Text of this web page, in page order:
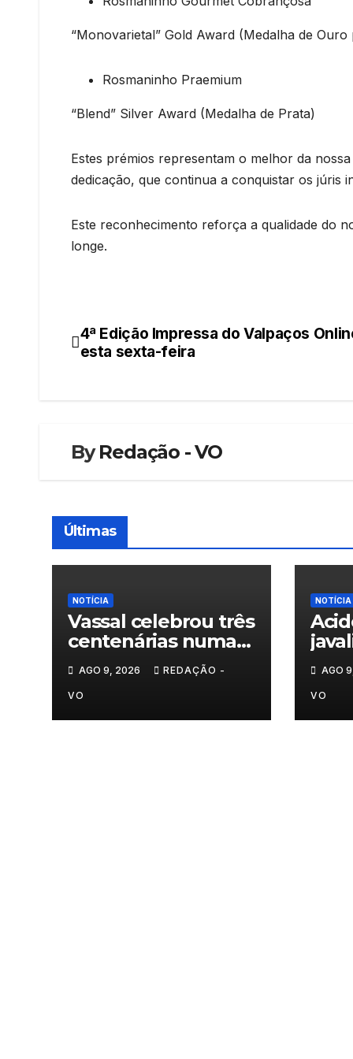
“Monovarietal” Gold Award (Medalha de
Rosmaninho Praemium
“Blend” Silver Award (Medalha de Prata)
Estes prémios representam o melhor da
dedicação, que continua a conquistar os júris
Este reconhecimento reforça a qualidade do
longe.
Navegação
4ª Edição Impressa do Valpaços
esta sexta-feira
ByRedação - VO
Últimas
NOTÍCIA
Vassal celebrou três
centenárias numa
homenagem a um
século de histórias
AGO 9, 2026 REDAÇÃO -
VO
NOTÍCIA
AGO
VO